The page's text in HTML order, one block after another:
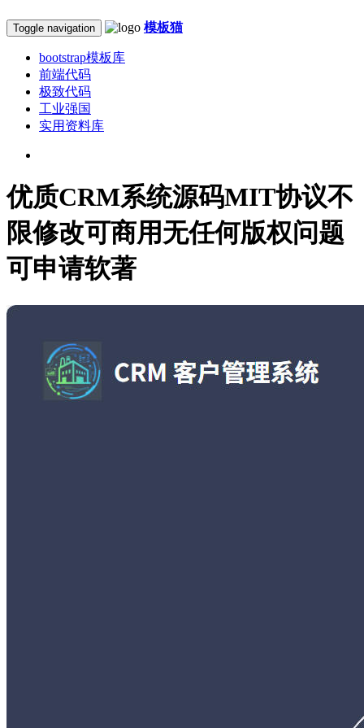
Toggle navigation 模板猫
bootstrap模板库
前端代码
极致代码
工业强国
实用资料库
优质CRM系统源码MIT协议不
限修改可商用无任何版权问题
可申请软著